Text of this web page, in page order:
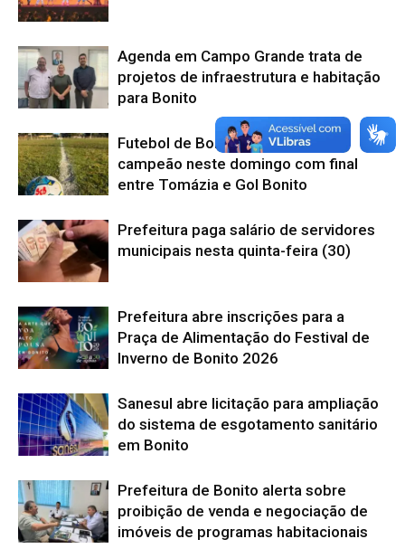
Agenda em Campo Grande trata de
projetos de infraestrutura e habitação
para Bonito
Futebol de Bonito conhece seu
campeão neste domingo com final
entre Tomázia e Gol Bonito
Prefeitura paga salário de servidores
municipais nesta quinta-feira (30)
Prefeitura abre inscrições para a
Praça de Alimentação do Festival de
Inverno de Bonito 2026
Sanesul abre licitação para ampliação
do sistema de esgotamento sanitário
em Bonito
Prefeitura de Bonito alerta sobre
proibição de venda e negociação de
imóveis de programas habitacionais